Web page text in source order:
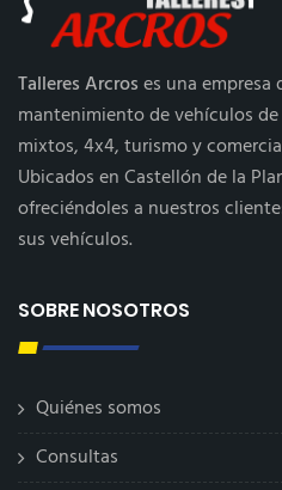
Talleres Arcroses una empresa
mantenimiento de vehículos
mixtos, 4x4, turismo y
Ubicados en Castellón de la
ofreciéndoles a nuestros
sus vehículos.
SOBRE NOSOTROS
Quiénes somos
Consultas